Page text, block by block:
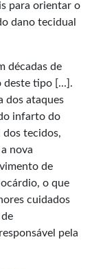
para orientar o
dano tecidual
décadas de
deste tipo [...].
dos ataques
infarto do
tecidos,
nova
de
o que
cuidados
pela